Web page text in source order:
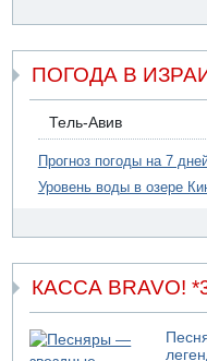
Прогноз погоды: с
09.08.2026 15:49
Хуситы сообщили об
09.08.2026 14:43
Умер пятилетний
в Лоде
Правительство
срочные секретные
09.08.2026 13:46
В больнице "Шамир"
закрытой машине
ПОГОДА В
Тель-Авив
Прогноз погоды на 7
Уровень воды в озере
КАССА BRAVO!